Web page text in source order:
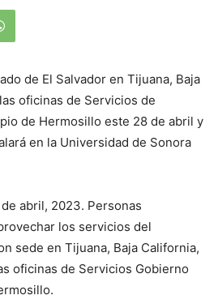
de El Salvador en Tijuana, Baja
oficinas de Servicios de
de Hermosillo este 28 de abril y
en la Universidad de Sonora
abril, 2023. Personas
los servicios del
sede en Tijuana, Baja California,
oficinas de Servicios Gobierno